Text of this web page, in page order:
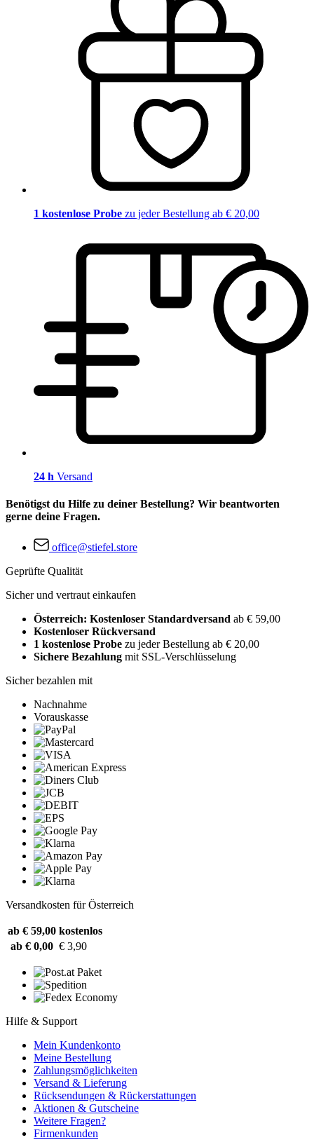
1 kostenlose Probe zu jeder Bestellung ab € 20,00
24 h Versand
Benötigst du Hilfe zu deiner Bestellung? Wir beantworten
gerne deine Fragen.
office@stiefel.store
Geprüfte Qualität
Sicher und vertraut einkaufen
Österreich: Kostenloser Standardversand ab € 59,00
Kostenloser Rückversand
1 kostenlose Probe zu jeder Bestellung ab € 20,00
Sichere Bezahlung mit SSL-Verschlüsselung
Sicher bezahlen mit
Nachnahme
Vorauskasse
Versandkosten für Österreich
ab € 59,00 kostenlos
ab € 0,00 € 3,90
Hilfe & Support
Mein Kundenkonto
Meine Bestellung
Zahlungsmöglichkeiten
Versand & Lieferung
Rücksendungen & Rückerstattungen
Aktionen & Gutscheine
Weitere Fragen?
Firmenkunden